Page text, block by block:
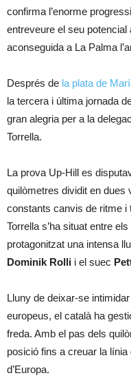
confirma l’enorme
entreveure el seu
aconseguida a La Palma
Després de la plata de
la tercera i última jornada
gran alegria per a la
Torrella.
La prova Up-Hill es
quilòmetres dividit en dues
constants canvis de ritme i
Torrella s’ha situat entre
protagonitzat una intensa
Dominik Rolli i el suec
Lluny de deixar-se
europeus, el català ha
freda. Amb el pas dels
posició fins a creuar la línia
d’Europa.